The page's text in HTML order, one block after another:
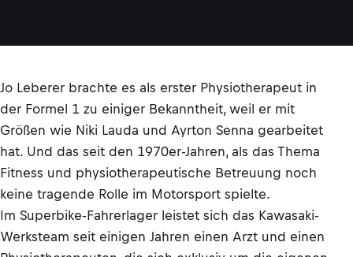
Jo Leberer brachte es als erster Physiotherapeut in
der Formel 1 zu einiger Bekanntheit, weil er mit
Größen wie Niki Lauda und Ayrton Senna gearbeitet
hat. Und das seit den 1970er-Jahren, als das Thema
Fitness und physiotherapeutische Betreuung noch
keine tragende Rolle im Motorsport spielte.
Im Superbike-Fahrerlager leistet sich das Kawasaki-
Werksteam seit einigen Jahren einen Arzt und einen